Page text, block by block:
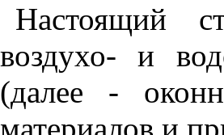
Настоящий
воздухо- и
(далее -